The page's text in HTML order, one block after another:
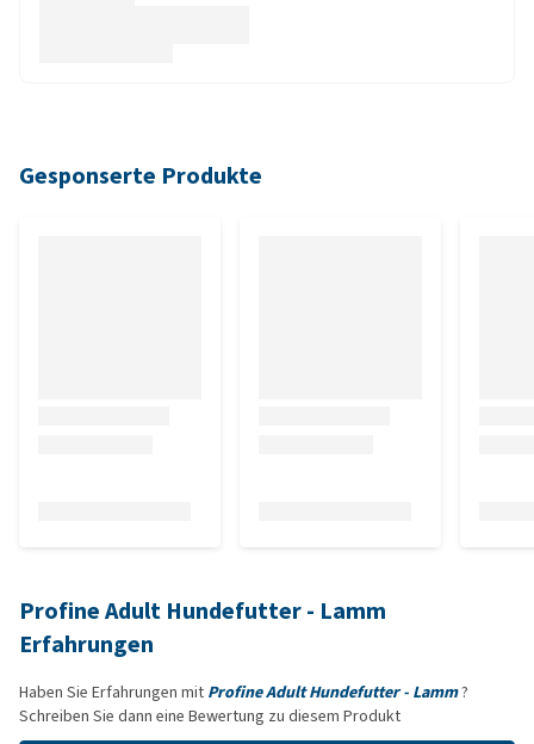
Gesponserte Produkte
Profine Adult Hundefutter - Lamm
Erfahrungen
Haben Sie Erfahrungen mit Profine Adult Hundefutter - Lamm?
Schreiben Sie dann eine Bewertung zu diesem Produkt